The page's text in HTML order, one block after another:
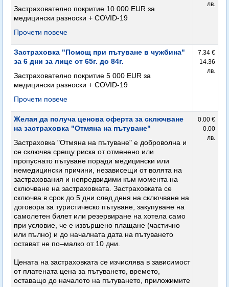
Застрахователно покритие 10 000 EUR за
медицински разноски + COVID-19
Прочети повече
лв.
Застраховка "Помощ при пътуване в чужбина"
за 6 дни за лице от 65г. до 84г.
Застрахователно покритие 5 000 EUR за
медицински разноски + COVID-19
Прочети повече
7.34 €
14.36
лв.
Желая да получа ценова оферта за сключване
на застраховка "Отмяна на пътуване"
Застраховка "Отмяна на пътуване" е доброволна и
се сключва срещу риска от отменено или
пропуснато пътуване поради медицински или
немедицински причини, независещи от волята на
застрахования и непредвидими към момента на
сключване на застраховката. Застраховката се
сключва в срок до 5 дни след деня на сключване на
договора за туристическо пътуване, закупуване на
самолетен билет или резервиране на хотела само
при условие, че е извършено плащане (частично
или пълно) и до началната дата на пътуването
остават не по–малко от 10 дни.
Цената на застраховката се изчислява в зависимост
от платената цена за пътуването, времето,
оставащо до началото на пътуването, приложимите
0.00 €
0.00
лв.